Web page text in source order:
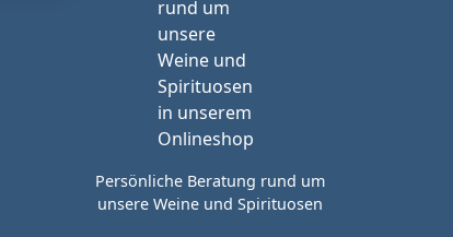
Persönliche Beratung rund um
unsere Weine und Spirituosen